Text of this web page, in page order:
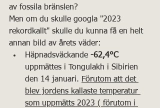
av fossila bränslen?
Men om du skulle googla "2023
rekordkallt" skulle du kunna få en helt
annan bild av årets väder:
Häpnadsväckande -62,4°C
uppmättes i Tongulakh i Sibirien
den 14 januari. Förutom att det
blev jordens kallaste temperatur
som uppmätts 2023 ( förutom i